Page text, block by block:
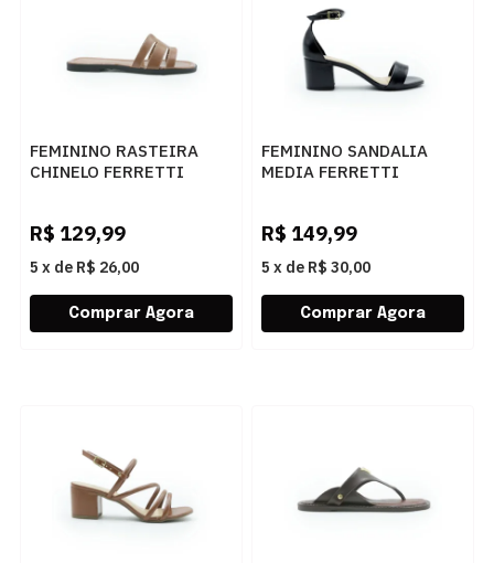
FEMININO RASTEIRA
CHINELO FERRETTI
R$ 129,99
5 x de R$ 26,00
FEMININO SANDALIA
MEDIA FERRETTI
R$ 149,99
5 x de R$ 30,00